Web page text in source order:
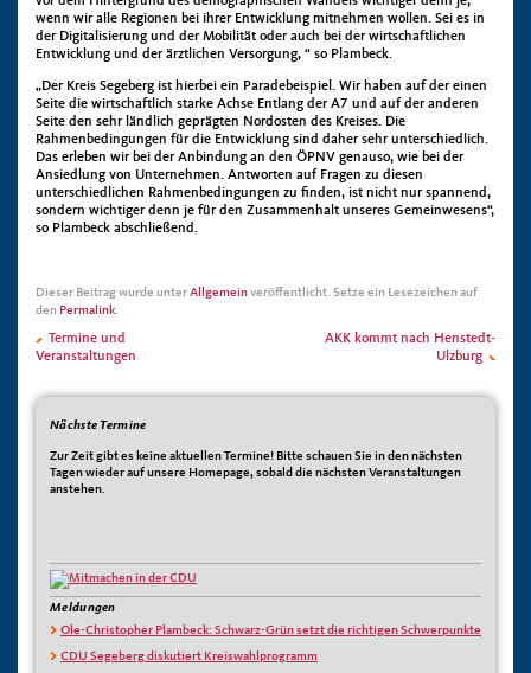
wenn wir alle Regionen bei ihrer Entwicklung mitnehmen wollen. Sei es in
der Digitalisierung und der Mobilität oder auch bei der wirtschaftlichen
Entwicklung und der ärztlichen Versorgung, “ so Plambeck.
„Der Kreis Segeberg ist hierbei ein Paradebeispiel. Wir haben auf der einen
Seite die wirtschaftlich starke Achse Entlang der A7 und auf der anderen
Seite den sehr ländlich geprägten Nordosten des Kreises. Die
Rahmenbedingungen für die Entwicklung sind daher sehr unterschiedlich.
Das erleben wir bei der Anbindung an den ÖPNV genauso, wie bei der
Ansiedlung von Unternehmen. Antworten auf Fragen zu diesen
unterschiedlichen Rahmenbedingungen zu finden, ist nicht nur spannend,
sondern wichtiger denn je für den Zusammenhalt unseres Gemeinwesens“,
so Plambeck abschließend.
Dieser Beitrag wurde unterAllgemeinveröffentlicht. Setze ein Lesezeichen auf
den Permalink.
Termine und
Veranstaltungen
AKK kommt nach Henstedt-
Ulzburg
Nächste Termine
Zur Zeit gibt es keine aktuellen Termine! Bitte schauen Sie in den nächsten
Tagen wieder auf unsere Homepage, sobald die nächsten Veranstaltungen
anstehen.
Meldungen
Ole-Christopher Plambeck: Schwarz-Grün setzt die richtigen Schwerpunkte
CDU Segeberg diskutiert Kreiswahlprogramm